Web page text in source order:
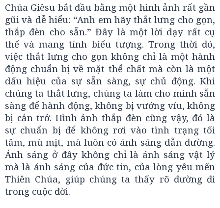
Chúa Giêsu bắt đầu bằng một hình ảnh rất gần
gũi và dễ hiểu: “Anh em hãy thắt lưng cho gọn,
thắp đèn cho sẵn.” Đây là một lời dạy rất cụ
thể và mang tính biểu tượng. Trong thời đó,
việc thắt lưng cho gọn không chỉ là một hành
động chuẩn bị về mặt thể chất mà còn là một
dấu hiệu của sự sẵn sàng, sự chủ động. Khi
chúng ta thắt lưng, chúng ta làm cho mình sẵn
sàng để hành động, không bị vướng víu, không
bị cản trở. Hình ảnh thắp đèn cũng vậy, đó là
sự chuẩn bị để không rơi vào tình trạng tối
tăm, mù mịt, mà luôn có ánh sáng dẫn đường.
Ánh sáng ở đây không chỉ là ánh sáng vật lý
mà là ánh sáng của đức tin, của lòng yêu mến
Thiên Chúa, giúp chúng ta thấy rõ đường đi
trong cuộc đời.